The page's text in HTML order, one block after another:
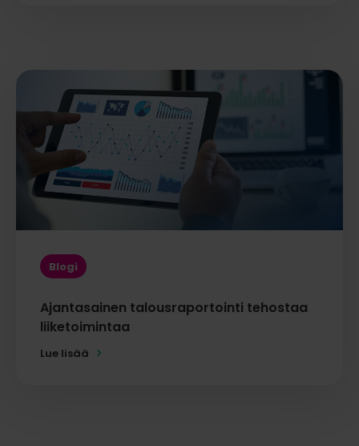
Blogi
Ajantasainen talousraportointi tehostaa
liiketoimintaa
Lue lisää